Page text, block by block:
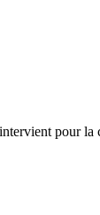
pour la